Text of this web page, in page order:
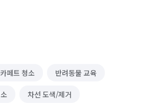
카페트 청소 반려동물 교육
차선 도색/제거